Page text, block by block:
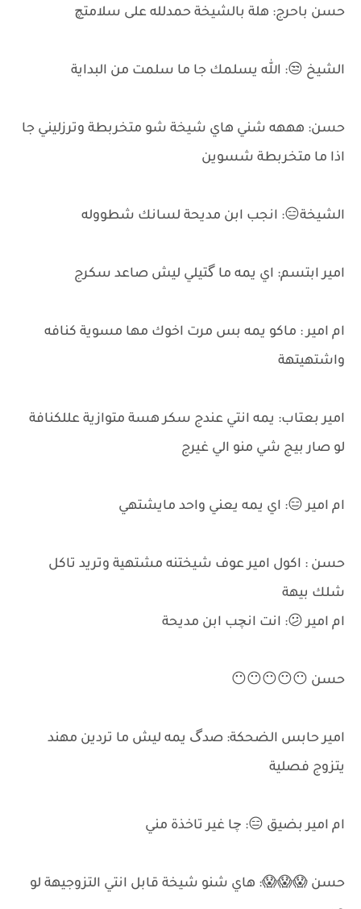
حسن باحرج: هلة بالشيخة حمدلله على سلامتچ
الشيخ 😒: الله يسلمك جا ما سلمت من البداية
حسن: هههه شني هاي شيخة شو متخربطة وترزليني جا
اذا ما متخربطة شسوين
الشيخة😑: انجب ابن مديحة لسانك شطووله
امير ابتسم: اي يمه ما گتيلي ليش صاعد سكرج
ام امير : ماكو يمه بس مرت اخوك مها مسوية كنافه
واشتهيتهة
امير بعتاب: يمه انتي عندج سكر هسة متوازية عللكنافة
لو صار بيج شي منو الي غيرج
ام امير 😑: اي يمه يعني واحد مايشتهي
حسن : اكول امير عوف شيختنه مشتهية وتريد تاكل
شلك بيهة
ام امير 😕: انت انچب ابن مديحة
حسن 😶😶😶😶😶
امير حابس الضحكة: صدگ يمه ليش ما تردين مهند
يتزوج فصلية
ام امير بضيق 😑: چا غير تاخذة مني
حسن 😱😱😱: هاي شنو شيخة قابل انتي التزوجيهة لو